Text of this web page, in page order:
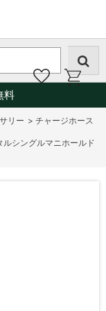
料
リー > チャージホース
シングルマニホールド